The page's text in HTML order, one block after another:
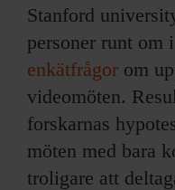
Stanford
personer runt om
enkätfrågor om
videomöten.
forskarnas
möten med bara
troligare att